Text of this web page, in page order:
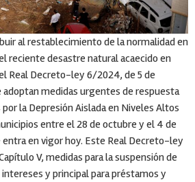
al restablecimiento de la normalidad en
reciente desastre natural acaecido en
Real Decreto-ley 6/2024, de 5 de
adoptan medidas urgentes de respuesta
la Depresión Aislada en Niveles Altos
entre el 28 de octubre y el 4 de
en vigor hoy. Este Real Decreto-ley
V, medidas para la suspensión de
y principal para préstamos y